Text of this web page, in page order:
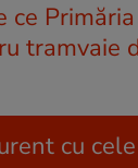
tramvaie
cu cele